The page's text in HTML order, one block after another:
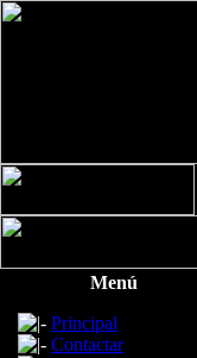
Menú
Principal
Contactar